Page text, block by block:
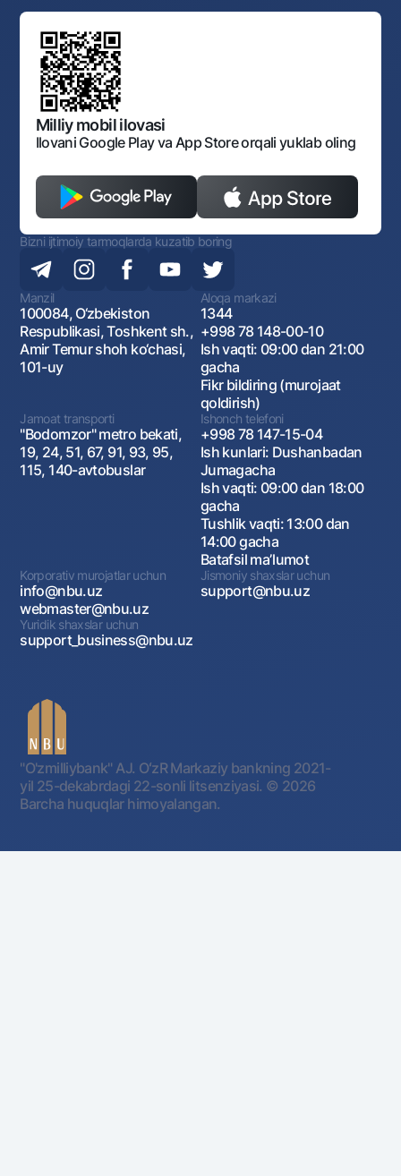
Aksilkorrupsiya
Korporativ uslub
Sayt haritasi
Ofis va bankomatlar
Shaxsiy ma'lumotlarni qayta ishlashga rozilik berish
O‘zbekiston Tasviriy san’at galereyasi
Standart shartnomalar
Normativ-huquqiy hujjatlar loyihalarini muhokama qilish
Normativ huquqiy hujjatlar
O'zbekiston Respublikasi Tashqi Iqtisodiy Faoliyat Milliy
Bankining ish tartibi va rejimi
Ochiq ma'lumotlar
Monopoliyaga qarshi komplaens
Milliy mobil ilovasi
Ilovani Google Play va App Store orqali yuklab oling
Bizni ijtimoiy tarmoqlarda kuzatib boring
Manzil
100084, O‘zbekiston
Respublikasi, Toshkent sh.,
Amir Temur shoh ko‘chasi,
101-uy
Aloqa markazi
1344
+998 78 148-00-10
Ish vaqti: 09:00 dan 21:00
gacha
Fikr bildiring (murojaat
qoldirish)
Jamoat transporti
"Bodomzor" metro bekati,
19, 24, 51, 67, 91, 93, 95,
115, 140-avtobuslar
Ishonch telefoni
+998 78 147-15-04
Ish kunlari: Dushanbadan
Jumagacha
Ish vaqti: 09:00 dan 18:00
gacha
Tushlik vaqti: 13:00 dan
14:00 gacha
Batafsil maʼlumot
Korporativ murojatlar uchun
info@nbu.uz
webmaster@nbu.uz
Jismoniy shaxslar uchun
support@nbu.uz
Yuridik shaxslar uchun
support_business@nbu.uz
"O'zmilliybank" AJ. OʻzR Markaziy bankning 2021-
yil 25-dekabrdagi 22-sonli litsenziyasi. © 2026
Barcha huquqlar himoyalangan.